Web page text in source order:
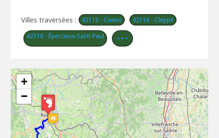
Villes traversées : 42110 - Civens 42110 - Cleppé
42110 - Épercieux-Saint-Paul • • •
+
−